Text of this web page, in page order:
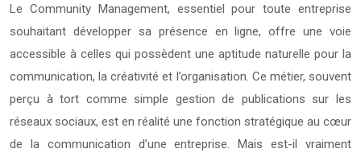
Le Community Management, essentiel pour toute entreprise
souhaitant développer sa présence en ligne, offre une voie
accessible à celles qui possèdent une aptitude naturelle pour la
communication, la créativité et l’organisation. Ce métier, souvent
perçu à tort comme simple gestion de publications sur les
réseaux sociaux, est en réalité une fonction stratégique au cœur
de la communication d’une entreprise. Mais est-il vraiment